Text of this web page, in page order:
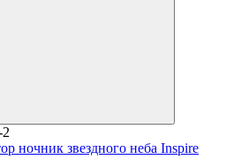
ночник звездного неба Inspire